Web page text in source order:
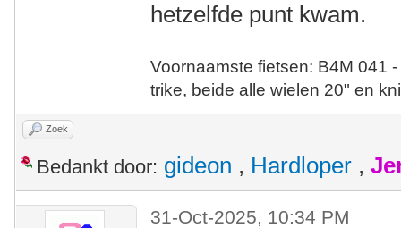
hetzelfde punt kwam.
Voornaamste fietsen: B4M
trike, beide alle wielen 20" en
Zoek
Bedankt door: gideon , Hardloper ,
31-Oct-2025, 10:34 PM